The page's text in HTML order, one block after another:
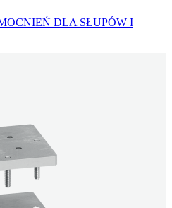
DLA SŁUPÓW I